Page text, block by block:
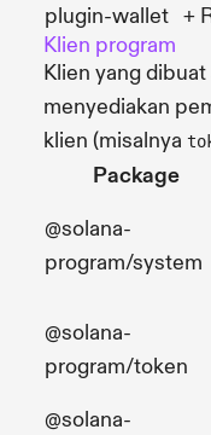
plugin-wallet +
Klien program
Klien yang
menyediakan
klien (misalnya
Package
@solana-
program/system
@solana-
program/token
@solana-